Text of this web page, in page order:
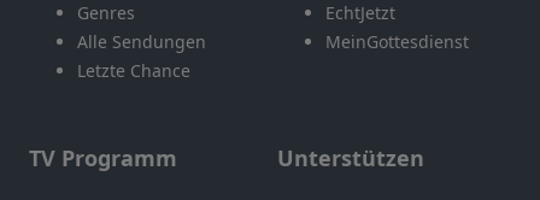
Genres
Alle Sendungen
Letzte Chance
EchtJetzt
MeinGottesdienst
TV Programm Unterstützen